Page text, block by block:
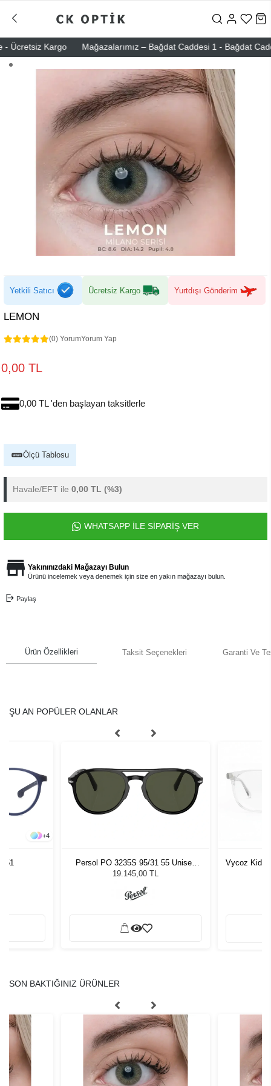
Kargo Mağazalarımız – Bağdat Caddesi 1 - Bağdat
Yetkili Satıcı Ücretsiz Kargo Yurtdışı Gönderim
LEMON
(0) YorumYorum Yap
0,00 TL
0,00 TL 'den başlayan taksitlerle
Ölçü Tablosu
Havale/EFT ile 0,00 TL (%3)
WHATSAPP İLE SİPARİŞ VER
Yakınınızdaki Mağazayı Bulun
Ürünü incelemek veya denemek için size en yakın mağazayı bulun.
Paylaş
Ürün Özellikleri Taksit Seçenekleri Garanti Ve
ŞU AN POPÜLER OLANLAR
+4
Persol PO 3235S 95/31 55 Unisex
Güneş Gözlüğü
19.145,00 TL
Vycoz Kids
SON BAKTIĞINIZ ÜRÜNLER